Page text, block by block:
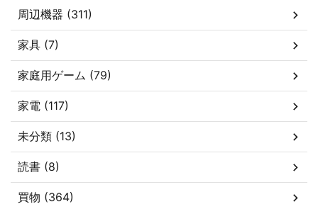
周辺機器 (311)
家具 (7)
家庭用ゲーム (79)
家電 (117)
未分類 (13)
読書 (8)
買物 (364)